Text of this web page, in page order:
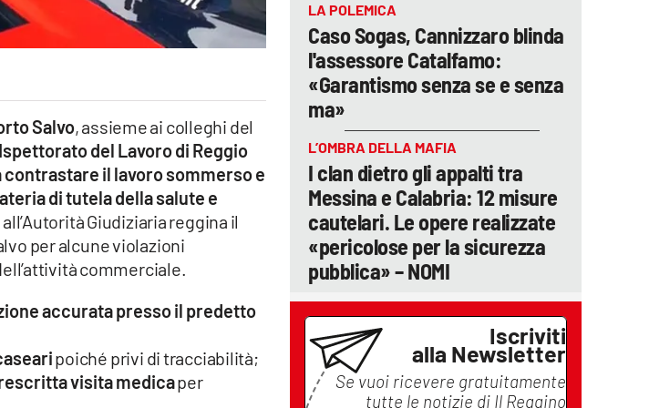
Salvo, assieme ai colleghi del
del Lavoro di Reggio
il lavoro sommerso e
di tutela della salute e
Giudiziaria reggina il
per alcune violazioni
commerciale.
accurata presso il predetto
poiché privi di tracciabilità;
visita medicaper
LA POLEMICA
Caso Sogas, Cannizzaro blinda
l'assessore Catalfamo:
«Garantismo senza se e senza
ma»
L’OMBRA DELLA MAFIA
I clan dietro gli appalti tra
Messina e Calabria: 12 misure
cautelari. Le opere realizzate
«pericolose per la sicurezza
pubblica» – NOMI
Iscriviti
alla Newsletter
Se vuoi ricevere gratuitamente
tutte le notizie di Il Reggino